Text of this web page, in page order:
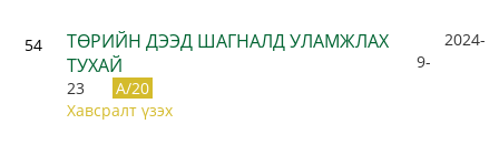
54
ТӨРИЙН ДЭЭД ШАГНАЛД УЛАМЖЛАХ
ТУХАЙ
2024-
9-
23
A/20
Хавсралт үзэх